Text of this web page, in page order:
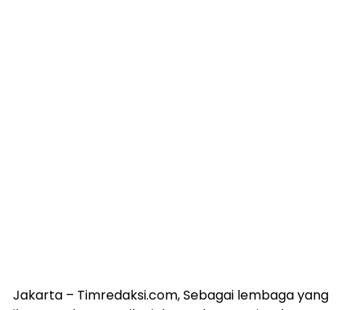
Jakarta – Timredaksi.com, Sebagai lembaga yang